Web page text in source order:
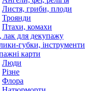
Листя, гриби, плоди
Троянди
Птахи, комахи
лак для декупажу
губки, інструменти
карти
Люди
Різне
Флора